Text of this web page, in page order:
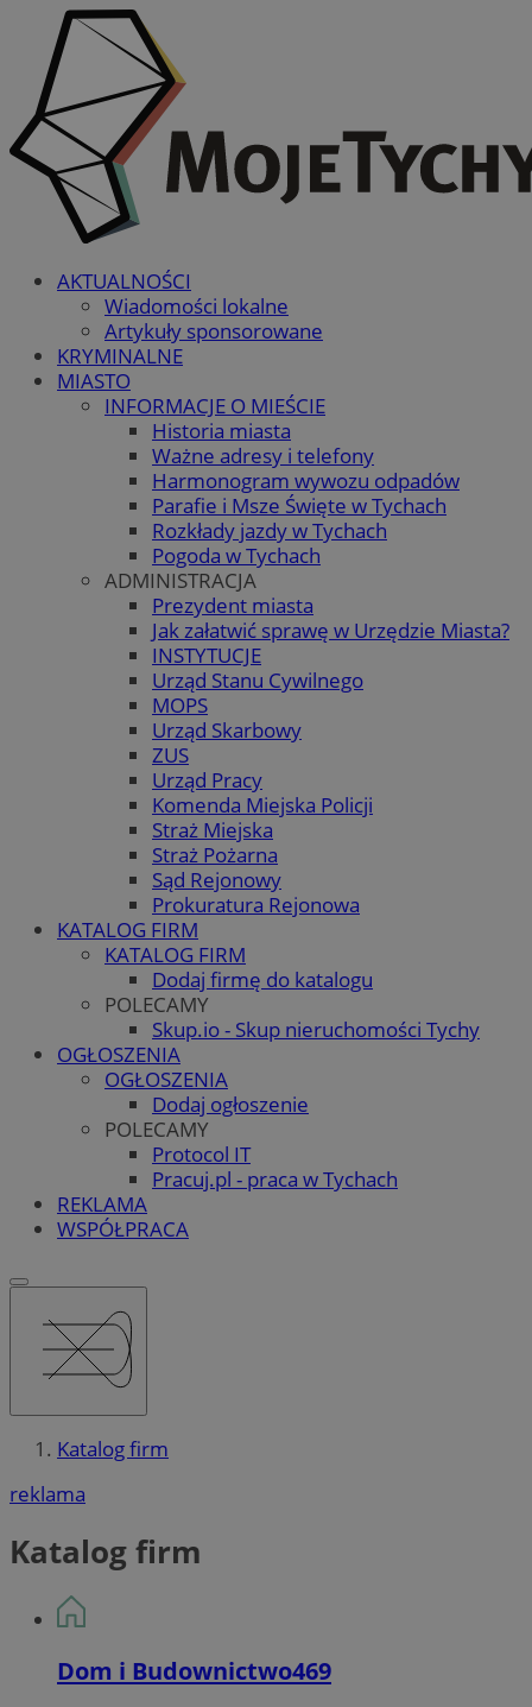
AKTUALNOŚCI
Wiadomości lokalne
Artykuły sponsorowane
KRYMINALNE
MIASTO
INFORMACJE O MIEŚCIE
Historia miasta
Ważne adresy i telefony
Harmonogram wywozu odpadów
Parafie i Msze Święte w Tychach
Rozkłady jazdy w Tychach
Pogoda w Tychach
ADMINISTRACJA
Prezydent miasta
Jak załatwić sprawę w Urzędzie Miasta?
INSTYTUCJE
Urząd Stanu Cywilnego
MOPS
Urząd Skarbowy
ZUS
Urząd Pracy
Komenda Miejska Policji
Straż Miejska
Straż Pożarna
Sąd Rejonowy
Prokuratura Rejonowa
KATALOG FIRM
KATALOG FIRM
Dodaj firmę do katalogu
POLECAMY
Skup.io - Skup nieruchomości Tychy
OGŁOSZENIA
OGŁOSZENIA
Dodaj ogłoszenie
POLECAMY
Protocol IT
Pracuj.pl - praca w Tychach
REKLAMA
WSPÓŁPRACA
Katalog firm
reklama
Katalog firm
Dom i Budownictwo469